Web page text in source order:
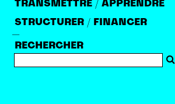
TRANSMETTRE / APPRENDRE
STRUCTURER / FINANCER
—
RECHERCHER